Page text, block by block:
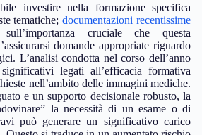
investire nella formazione specifica
tematiche;documentazioni recentissime
cruciale che questa
domande appropriate riguardo
L’analisi condotta nel corso dell’anno
legati all’efficacia formativa
nell’ambito delle immagini mediche.
e un supporto decisionale robusto, la
la necessità di un esame o di
può generare un significativo carico